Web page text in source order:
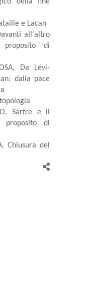
e Lacan
all'altro
di
Da Lévi-
dalla pace
Sartre e il
proposito di
Chiusura del